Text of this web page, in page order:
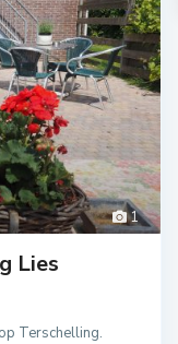
1
Lies
Terschelling.